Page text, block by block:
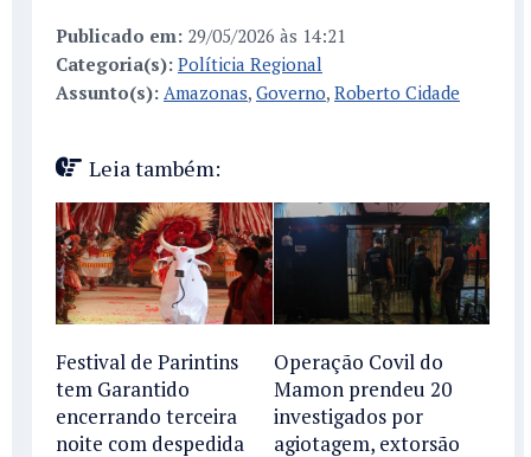
Publicado em: 29/05/2026 às 14:21
Categoria(s): Políticia Regional
Assunto(s): Amazonas, Governo, Roberto Cidade
Leia também:
Festival de Parintins
tem Garantido
encerrando terceira
noite com despedida
Operação Covil do
Mamon prendeu 20
investigados por
agiotagem, extorsão